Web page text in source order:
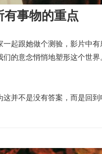
有事物的重点
起跟她做个测验，影片中
的意念悄悄地塑形这个世
并不是没有答案，而是回